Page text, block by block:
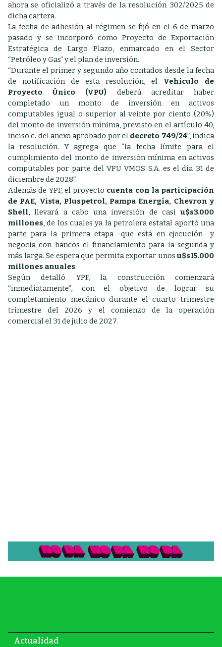
ahora se oficializó a través de la resolución 302/2025 de
dicha cartera.
La fecha de adhesión al régimen se fijó en el 6 de marzo
pasado y se incorporó como Proyecto de Exportación
Estratégica de Largo Plazo, enmarcado en el Sector
“Petróleo y Gas” y el plan de inversión.
“Durante el primer y segundo año contados desde la fecha
de notificación de esta resolución, el Vehículo de
Proyecto Único (VPU) deberá acreditar haber
completado un monto de inversión en activos
computables igual o superior al veinte por ciento (20%)
del monto de inversión mínima, previsto en el artículo 40,
inciso c. del anexo aprobado por el decreto 749/24”, indica
la resolución. Y agrega que “la fecha límite para el
cumplimiento del monto de inversión mínima en activos
computables por parte del VPU VMOS S.A. es el día 31 de
diciembre de 2028”.
Además de YPF, el proyecto cuenta con la participación
de PAE, Vista, Pluspetrol, Pampa Energía, Chevron y
Shell, llevará a cabo una inversión de casi u$s3.000
millones, de los cuales ya la petrolera estatal aportó una
parte para la primera etapa -que está en ejecución- y
negocia con bancos el financiamiento para la segunda y
más larga. Se espera que permita exportar unos u$s15.000
millones anuales.
Según detalló YPF, la construcción comenzará
“inmediatamente”, con el objetivo de lograr su
completamiento mecánico durante el cuarto trimestre
trimestre del 2026 y el comienzo de la operación
comercial el 31 de julio de 2027.
Actualidad